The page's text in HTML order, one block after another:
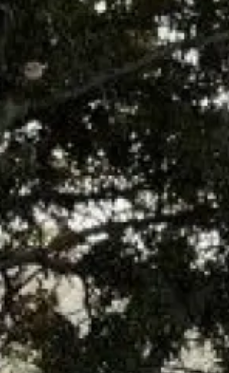
Pose d'un cumulus ATLANTIC Lineo extra
plat sur Marseille et ses environs
UN DEVIS ? UNE INTERVENTION ?
Vous manquez d’espace mais avez besoin d’un chauffe-eau
performant ? Découvrez nos cumulus ATLANTIC Lineo extra
plat, la solution idéale pour un confort thermique sans
compromettre votre espace.
Pourquoi choisir nos cumulus extra plat ?
Design compact :Parfait pour les petits espaces, il
s’intègre discrètement dans votre intérieur.
Efficacité énergétique :Profitez d’un chauffe-eau
performant tout en réduisant vos factures d’énergie.
Installation flexible :Idéal pour les appartements, les
cuisines et les salles de bains avec peu de place.
Nos experts vous garantissent une installation rapide et
professionnelle.
Pour plus d’informations ou pour obtenir un devis gratuit,
contactez-nous dès aujourd’hui au 04 91 34 36 34 ou via notre